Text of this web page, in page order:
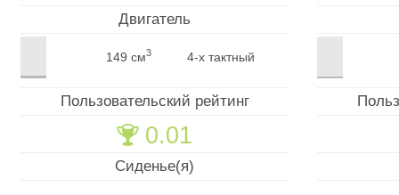
Двигатель
149 см3 4-х тактный
Пользовательский рейтинг
🏆 0.01
Сиденье(я)